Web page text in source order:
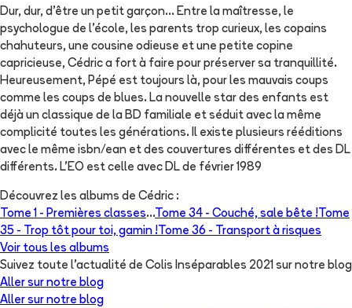
Dur, dur, d'être un petit garçon... Entre la maîtresse, le
psychologue de l'école, les parents trop curieux, les copains
chahuteurs, une cousine odieuse et une petite copine
capricieuse, Cédric a fort à faire pour préserver sa tranquillité.
Heureusement, Pépé est toujours là, pour les mauvais coups
comme les coups de blues. La nouvelle star des enfants est
déjà un classique de la BD familiale et séduit avec la même
complicité toutes les générations. Il existe plusieurs rééditions
avec le même isbn/ean et des couvertures différentes et des DL
différents. L'EO est celle avec DL de février 1989
Découvrez les albums de Cédric :
Tome 1 - Premières classes...Tome 34 - Couché, sale bête ! Tome
35 - Trop tôt pour toi, gamin ! Tome 36 - Transport à risques
Voir tous les albums
Suivez toute l'actualité de Colis Inséparables 2021 sur notre blog
Aller sur notre blog
Aller sur notre blog